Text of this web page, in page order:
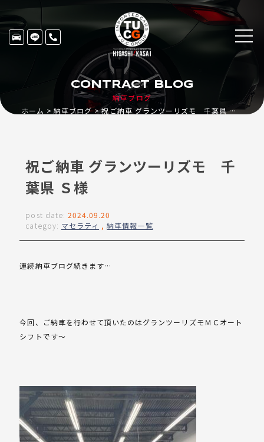
納車ブログ
CONTRACT BLOG
ホーム 納車ブログ 祝ご納車 グランツーリズモ 千葉県 Ｓ様
祝ご納車 グランツーリズモ 千
葉県 Ｓ様
post date: 2024.09.20
categoy: マセラティ ,納車情報一覧
連続納車ブログ続きます…
今回、ご納車を行わせて頂いたのはグランツーリズモＭＣオート
シフトです～